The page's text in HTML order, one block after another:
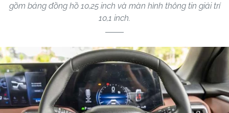
gồm bảng đồng hồ 10,25 inch và màn hình thông tin giải trí
10,1 inch.